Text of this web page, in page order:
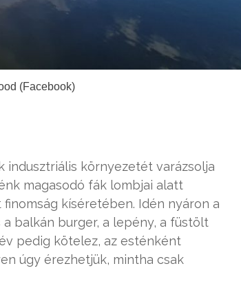
(Facebook)
indusztriális környezetét varázsolja
magasodó fák lombjai alatt
kíséretében. Idén nyáron a
balkán burger, a lepény, a füstölt
pedig kötelez, az esténként
úgy érezhetjük, mintha csak